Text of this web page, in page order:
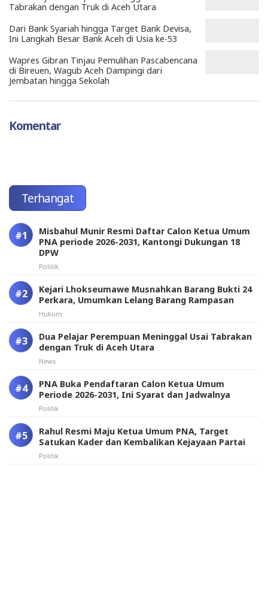
Tabrakan dengan Truk di Aceh Utara
Dari Bank Syariah hingga Target Bank Devisa,
Ini Langkah Besar Bank Aceh di Usia ke-53
Wapres Gibran Tinjau Pemulihan Pascabencana
di Bireuen, Wagub Aceh Dampingi dari
Jembatan hingga Sekolah
Komentar
Terhangat
Misbahul Munir Resmi Daftar Calon Ketua Umum
PNA periode 2026-2031, Kantongi Dukungan 18
DPW
Politik
Kejari Lhokseumawe Musnahkan Barang Bukti 24
Perkara, Umumkan Lelang Barang Rampasan
Hukum
Dua Pelajar Perempuan Meninggal Usai Tabrakan
dengan Truk di Aceh Utara
News
PNA Buka Pendaftaran Calon Ketua Umum
Periode 2026-2031, Ini Syarat dan Jadwalnya
Politik
Rahul Resmi Maju Ketua Umum PNA, Target
Satukan Kader dan Kembalikan Kejayaan Partai
Politik